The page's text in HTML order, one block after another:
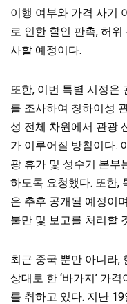
이행 여부와 가격 사기
로 인한 할인 판촉, 허
사할 예정이다.
또한, 이번 특별 시정은
를 조사하여 칭하이성
성 전체 차원에서 관광
가 이루어질 방침이다.
광 휴가 및 성수기 본부
하도록 요청했다. 또한,
은 추후 공개될 예정이
불만 및 보고를 처리할
최근 중국 뿐만 아니라,
상대로 한 ‘바가지’ 가
를 취하고 있다. 지난